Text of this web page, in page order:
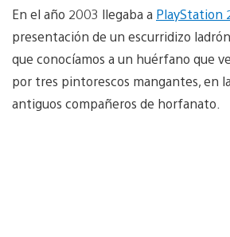
En el año 2003 llegaba a PlayStation
presentación de un escurridizo
que conocíamos a un huérfano que
por tres pintorescos mangantes, en
antiguos compañeros de horfanato.